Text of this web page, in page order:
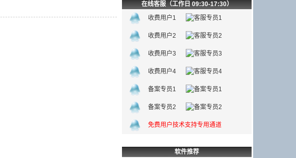
在线客服（工作日 09:30-17:30）
收费用户1
收费用户2
收费用户3
收费用户4
备案专员1
备案专员2
免费用户技术支持专用通道
软件推荐